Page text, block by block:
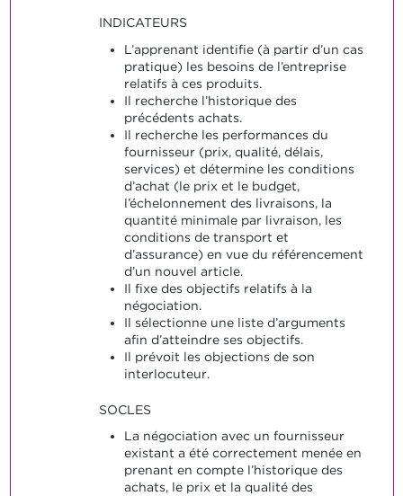
INDICATEURS
L’apprenant identifie (à partir d’un cas
pratique) les besoins de l’entreprise
relatifs à ces produits.
Il recherche l’historique des
précédents achats.
Il recherche les performances du
fournisseur (prix, qualité, délais,
services) et détermine les conditions
d’achat (le prix et le budget,
l’échelonnement des livraisons, la
quantité minimale par livraison, les
conditions de transport et
d’assurance) en vue du référencement
d’un nouvel article.
Il fixe des objectifs relatifs à la
négociation.
Il sélectionne une liste d’arguments
afin d’atteindre ses objectifs.
Il prévoit les objections de son
interlocuteur.
SOCLES
La négociation avec un fournisseur
existant a été correctement menée en
prenant en compte l’historique des
achats, le prix et la qualité des